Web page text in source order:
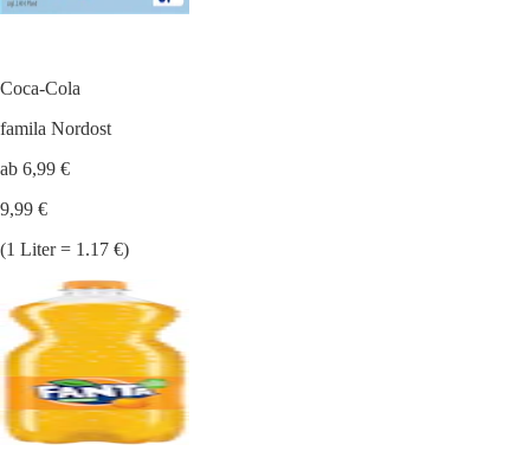
Coca-Cola
famila Nordost
ab 6,99 €
9,99 €
(1 Liter = 1.17 €)